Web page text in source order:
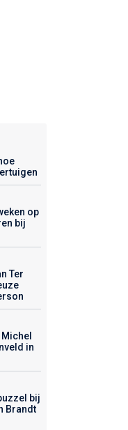
op
bij
Ter
in
bij
Brandt